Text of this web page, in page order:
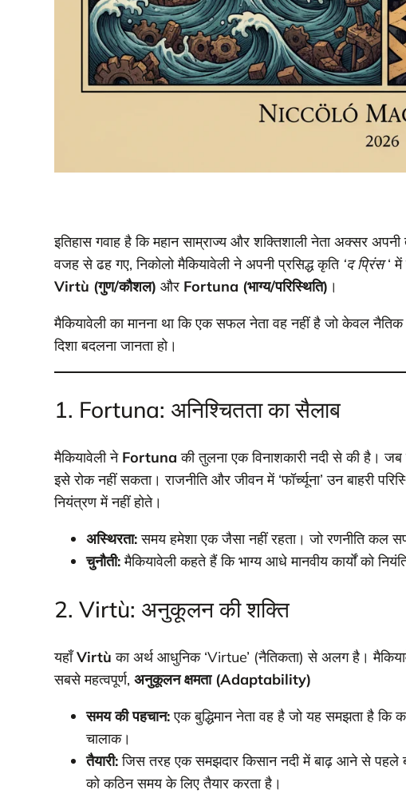
इतिहास गवाह है कि महान साम्राज्य और शक्तिशाली नेता अक्सर
वजह से ढह गए, निकोलो मैकियावेली ने अपनी प्रसिद्ध कृति ‘द प्रिंस‘ में
Virtù (गुण/कौशल) और Fortuna (भाग्य/परिस्थिति) ।
मैकियावेली का मानना था कि एक सफल नेता वह नहीं है जो केवल
दिशा बदलना जानता हो।
1. Fortuna: अनिश्चितता का सैलाब
मैकियावेली ने Fortuna की तुलना एक विनाशकारी नदी से की है।
इसे रोक नहीं सकता। राजनीति और जीवन में ‘फॉर्च्यूना’ उन बाहरी
नियंत्रण में नहीं होते।
अस्थिरता:समय हमेशा एक जैसा नहीं रहता। जो रणनीति कल
चुनौती:मैकियावेली कहते हैं कि भाग्य आधे मानवीय कार्यों को
2. Virtù: अनुकूलन की शक्ति
यहाँVirtù का अर्थ आधुनिक ‘Virtue’ (नैतिकता) से अलग है।
सबसे महत्वपूर्ण, अनुकूलन क्षमता (Adaptability)
समय की पहचान:एक बुद्धिमान नेता वह है जो यह समझता है
चालाक।
तैयारी:जिस तरह एक समझदार किसान नदी में बाढ़ आने से पहले
को कठिन समय के लिए तैयार करता है।